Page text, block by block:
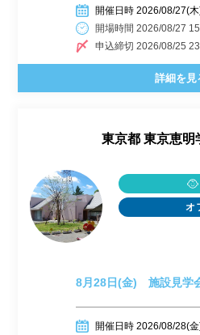
開催日時 2026/08/27(
開場時間 2026/08/27
申込締切 2026/08/25
詳細を見
東京都 東京恵明
オ
8月28日(金) 施設見学
開催日時 2026/08/28(